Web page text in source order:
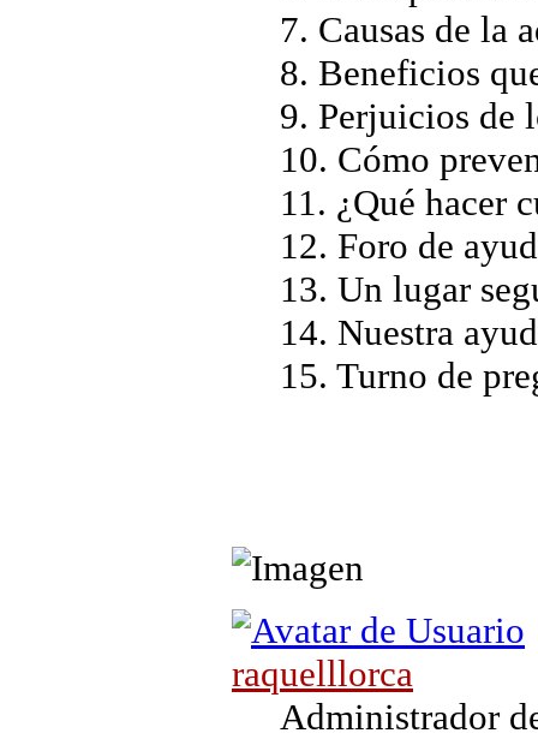
7. Causas de la
8. Beneficios
9. Perjuicios de
10. Cómo
11. ¿Qué hacer
12. Foro de
13. Un lugar
14. Nuestra
15. Turno de
raquelllorca
Administrador